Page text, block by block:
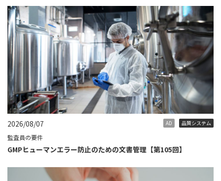
2026/08/07 AD 品質システム
監査員の要件
GMPヒューマンエラー防止のための文書管理【第105回】